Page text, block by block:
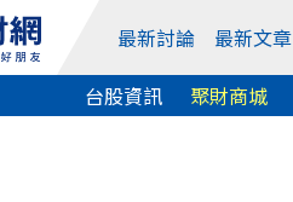
最新討論 最新文章
台股資訊
聚財商城